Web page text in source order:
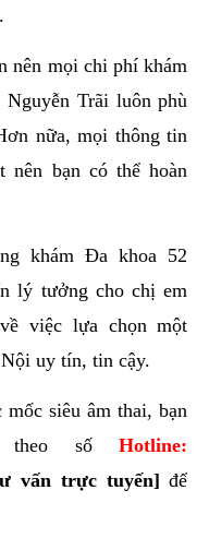
nên mọi chi phí khám
Trãi luôn phù
nữa, mọi thông tin
nên bạn có thể hoàn
khám Đa khoa 52
lý tưởng cho chị em
việc lựa chọn một
uy tín, tin cậy.
siêu âm thai, bạn
theo sốHotline:
vấn trực tuyến]để